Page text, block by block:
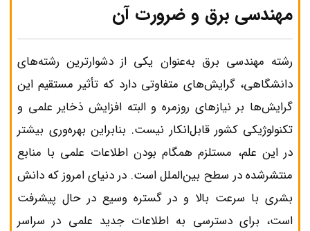
مهندسی برق و ضرورت آن
رشته مهندسی برق به‌عنوان یکی از دشوارترین رشته‌های
دانشگاهی، گرایش‌های متفاوتی دارد که تأثیر مستقیم این
گرایش‌ها بر نیازهای روزمره و البته افزایش ذخایر علمی و
تکنولوژیکی کشور قابل‌انکار نیست. بنابراین بهره‌وری بیشتر
در این علم، مستلزم همگام بودن اطلاعات علمی با منابع
منتشرشده در سطح بین‌الملل است. در دنیای امروز که دانش
بشری با سرعت بالا و در گستره وسیع در حال پیشرفت
است، برای دسترسی به اطلاعات جدید علمی در سراسر